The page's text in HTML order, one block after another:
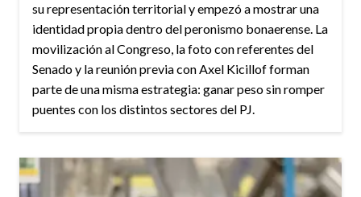
su representación territorial y empezó a mostrar una
identidad propia dentro del peronismo bonaerense. La
movilización al Congreso, la foto con referentes del
Senado y la reunión previa con Axel Kicillof forman
parte de una misma estrategia: ganar peso sin romper
puentes con los distintos sectores del PJ.